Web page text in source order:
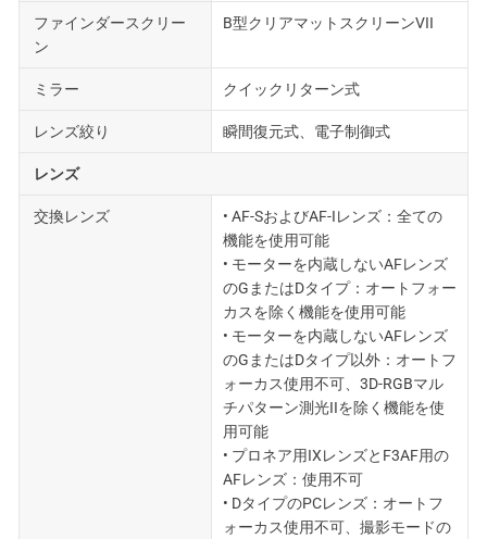
ファインダースクリー
ン
B型クリアマットスクリーンVII
ミラー クイックリターン式
レンズ絞り 瞬間復元式、電子制御式
レンズ
交換レンズ
• AF-SおよびAF-Iレンズ：全ての
機能を使用可能
• モーターを内蔵しないAFレンズ
のGまたはDタイプ：オートフォー
カスを除く機能を使用可能
• モーターを内蔵しないAFレンズ
のGまたはDタイプ以外：オートフ
ォーカス使用不可、3D-RGBマル
チパターン測光IIを除く機能を使
用可能
• プロネア用IXレンズとF3AF用の
AFレンズ：使用不可
• DタイプのPCレンズ：オートフ
ォーカス使用不可、撮影モードの